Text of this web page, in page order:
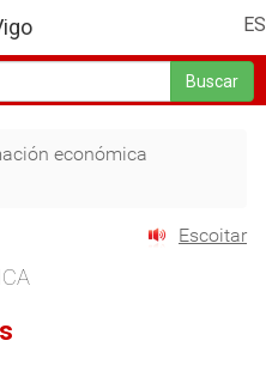
ES
Buscar
económica
Escoitar